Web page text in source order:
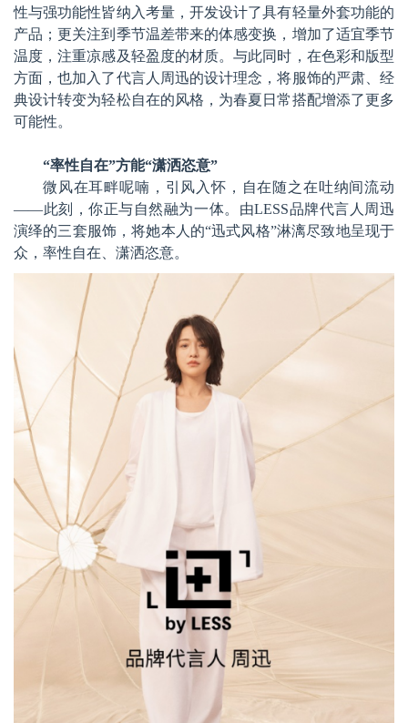
性与强功能性皆纳入考量，开发设计了具有轻量外套功能的
产品；更关注到季节温差带来的体感变换，增加了适宜季节
温度，注重凉感及轻盈度的材质。与此同时，在色彩和版型
方面，也加入了代言人周迅的设计理念，将服饰的严肃、经
典设计转变为轻松自在的风格，为春夏日常搭配增添了更多
可能性。
“率性自在”方能“潇洒恣意”
微风在耳畔呢喃，引风入怀，自在随之在吐纳间流动
——此刻，你正与自然融为一体。由LESS品牌代言人周迅
演绎的三套服饰，将她本人的“迅式风格”淋漓尽致地呈现于
众，率性自在、潇洒恣意。